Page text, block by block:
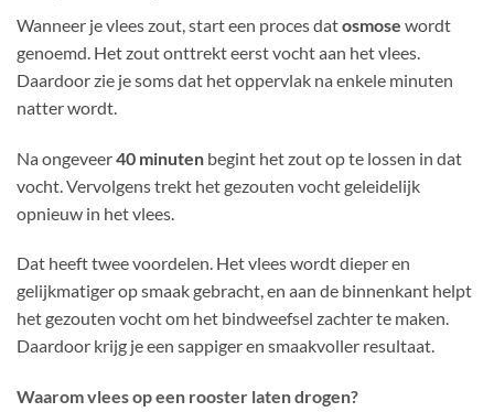
Wanneer je vlees zout, start een proces datosmose wordt
genoemd. Het zout onttrekt eerst vocht aan het vlees.
Daardoor zie je soms dat het oppervlak na enkele minuten
natter wordt.
Na ongeveer40 minuten begint het zout op te lossen in dat
vocht. Vervolgens trekt het gezouten vocht geleidelijk
opnieuw in het vlees.
Dat heeft twee voordelen. Het vlees wordt dieper en
gelijkmatiger op smaak gebracht, en aan de binnenkant helpt
het gezouten vocht om het bindweefsel zachter te maken.
Daardoor krijg je een sappiger en smaakvoller resultaat.
Waarom vlees op een rooster laten drogen?